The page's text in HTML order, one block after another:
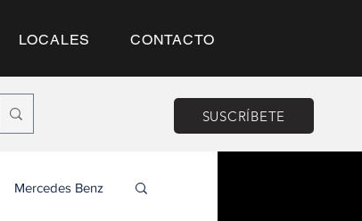
LOCALES CONTACTO
SUSCRÍBETE
Mercedes Benz